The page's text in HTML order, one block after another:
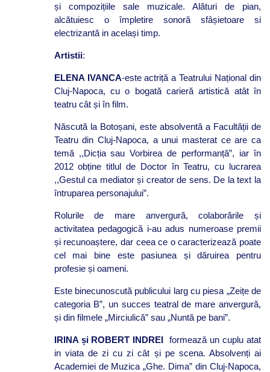
și compozițiile sale muzicale. Alături de pian,
alcătuiesc o împletire sonoră sfâșietoare si
electrizantă in același timp.
Artistii:
ELENA IVANCA-este actriță a Teatrului Național din
Cluj-Napoca, cu o bogată carieră artistică atât în
teatru cât și în film.
Născută la Botoșani, este absolventă a Facultății de
Teatru din Cluj-Napoca, a unui masterat ce are ca
temă ,,Dicția sau Vorbirea de performanță”, iar în
2012 obține titlul de Doctor în Teatru, cu lucrarea
,,Gestul ca mediator și creator de sens. De la text la
întruparea personajului”.
Rolurile de mare anvergură, colaborările și
activitatea pedagogică i-au adus numeroase premii
și recunoaștere, dar ceea ce o caracterizează poate
cel mai bine este pasiunea și dăruirea pentru
profesie și oameni.
Este binecunoscută publicului larg cu piesa „Zeițe de
categoria B”, un succes teatral de mare anvergură,
și din filmele „Mirciulică” sau „Nuntă pe bani”.
IRINA și ROBERT INDREI formează un cuplu atat
in viata de zi cu zi cât și pe scena. Absolvenți ai
Academiei de Muzica „Ghe. Dima” din Cluj-Napoca,